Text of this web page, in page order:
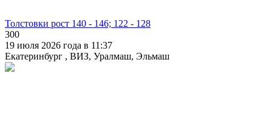
Толстовки рост 140 - 146; 122 - 128
300
19 июля 2026 года в 11:37
Екатеринбург , ВИЗ, Уралмаш, Эльмаш